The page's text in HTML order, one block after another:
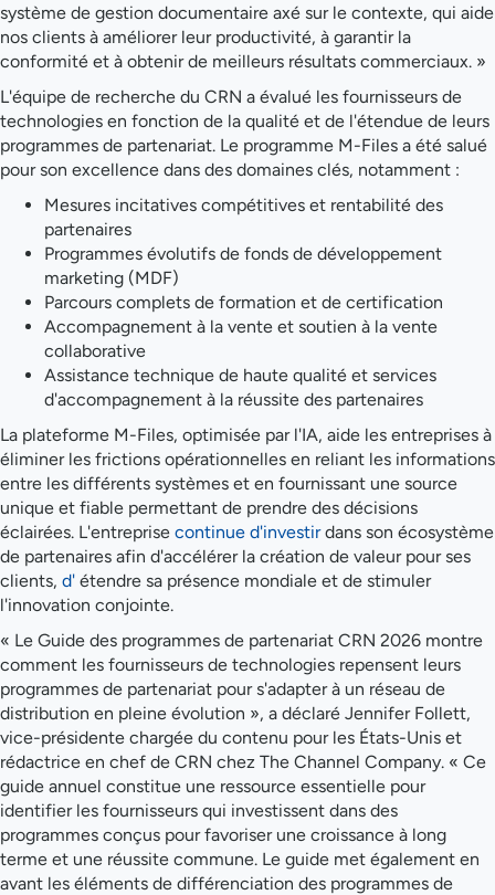
système de gestion documentaire axé sur le contexte, qui aide
nos clients à améliorer leur productivité, à garantir la
conformité et à obtenir de meilleurs résultats commerciaux. »
L'équipe de recherche du CRN a évalué les fournisseurs de
technologies en fonction de la qualité et de l'étendue de leurs
programmes de partenariat. Le programme M-Files a été salué
pour son excellence dans des domaines clés, notamment :
Mesures incitatives compétitives et rentabilité des
partenaires
Programmes évolutifs de fonds de développement
marketing (MDF)
Parcours complets de formation et de certification
Accompagnement à la vente et soutien à la vente
collaborative
Assistance technique de haute qualité et services
d'accompagnement à la réussite des partenaires
La plateforme M-Files, optimisée par l'IA, aide les entreprises à
éliminer les frictions opérationnelles en reliant les informations
entre les différents systèmes et en fournissant une source
unique et fiable permettant de prendre des décisions
éclairées. L'entreprise continue d'investirdans son écosystème
de partenaires afin d'accélérer la création de valeur pour ses
clients, d' étendre sa présence mondiale et de stimuler
l'innovation conjointe.
« Le Guide des programmes de partenariat CRN 2026 montre
comment les fournisseurs de technologies repensent leurs
programmes de partenariat pour s'adapter à un réseau de
distribution en pleine évolution », a déclaré Jennifer Follett,
vice-présidente chargée du contenu pour les États-Unis et
rédactrice en chef de CRN chez The Channel Company. « Ce
guide annuel constitue une ressource essentielle pour
identifier les fournisseurs qui investissent dans des
programmes conçus pour favoriser une croissance à long
terme et une réussite commune. Le guide met également en
avant les éléments de différenciation des programmes de